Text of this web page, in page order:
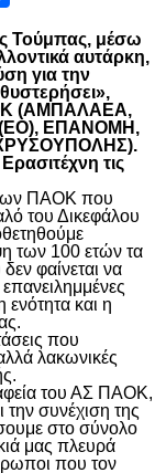
Τούμπας, μέσω
αυτάρκη,
για την
(ΑΜΠΑΛΑΕΑ,
ΕΠΑΝΟΜΗ,
τις
ΠΑΟΚ που
του Δικεφάλου
των 100 ετών τα
φαίνεται να
ενότητα και η
που
λακωνικές
του ΑΣ ΠΑΟΚ,
την συνέχιση της
στο σύνολο
μας πλευρά
που τον